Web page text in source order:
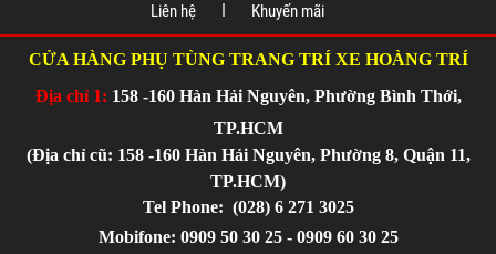
Liên hệ Khuyến mãi
CỬA HÀNG PHỤ TÙNG TRANG TRÍ XE HOÀNG TRÍ
Địa chỉ 1: 158 -160 Hàn Hải Nguyên, Phường Bình Thới,
TP.HCM
(Địa chỉ cũ: 158 -160 Hàn Hải Nguyên, Phường 8, Quận 11,
TP.HCM)
Tel Phone: (028) 6 271 3025
Mobifone: 0909 50 30 25 - 0909 60 30 25